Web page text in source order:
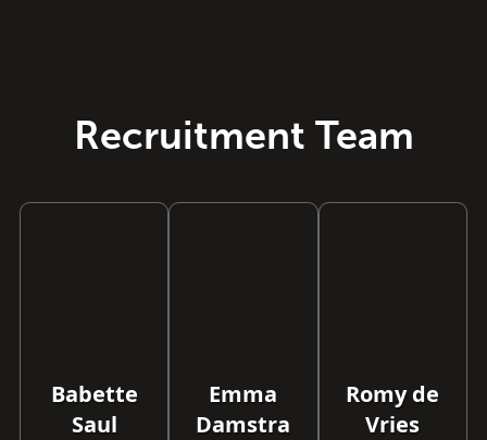
Recruitment Team
Babette
Saul
Emma
Damstra
Romy de
Vries